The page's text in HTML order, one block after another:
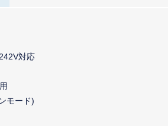
対応
モード)